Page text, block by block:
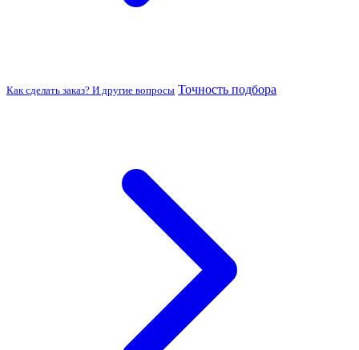
Как сделать заказ? И другие вопросы Точность подбора